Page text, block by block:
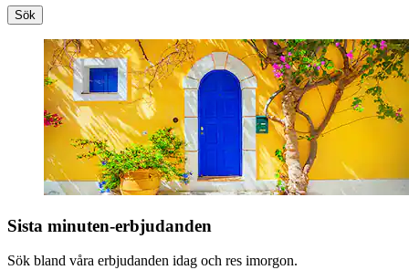
Sök
Sista minuten-erbjudanden
Sök bland våra erbjudanden idag och res imorgon.